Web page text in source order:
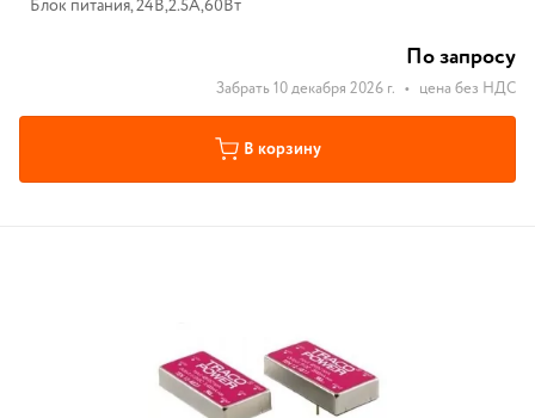
Блок питания, 24В,2.5А,60Вт
По запросу
Забрать 10 декабря 2026 г. • цена без НДС
В корзину